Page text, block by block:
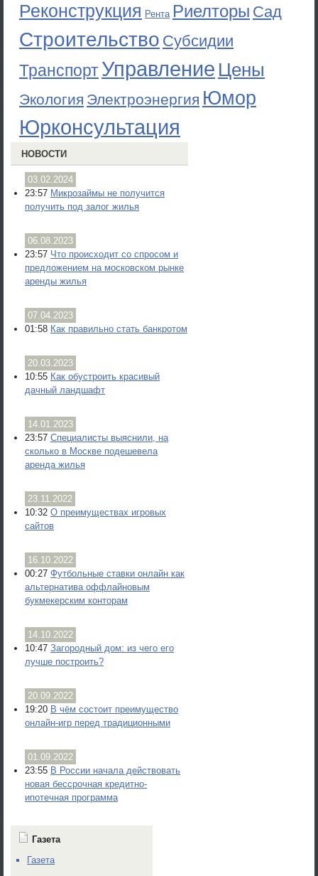
Реконструкция Рента Риелторы Сад
Строительство Субсидии
ТранспортУправление Цены
Экология Электроэнергия Юмор
Юрконсультация
НОВОСТИ
03.02.2024
23:57 Микрозаймы не получится
получить под залог жилья
06.08.2023
23:57 Что происходит со спросом и
предложением на московском рынке
аренды жилья
07.04.2023
01:58 Как правильно стать банкротом
20.03.2023
10:55 Как обустроить красивый
дачный ландшафт
14.01.2023
23:57 Специалисты выяснили, на
сколько в Москве подешевела
аренда жилья
23.11.2022
10:32 О преимуществах игровых
сайтов
16.10.2022
00:27 Футбольные ставки онлайн как
альтернатива оффлайновым
букмекерским конторам
14.10.2022
10:47 Загородный дом: из чего его
лучше построить?
20.09.2022
19:20 В чём состоит преимущество
онлайн-игр перед традиционными
01.09.2022
23:55 В России начала действовать
новая бессрочная кредитно-
ипотечная программа
Газета
Газета